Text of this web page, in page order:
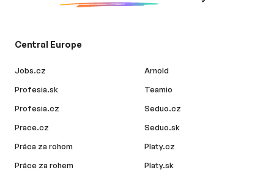
Central Europe
Jobs.cz
Profesia.sk
Profesia.cz
Prace.cz
Práca za rohom
Práce za rohem
Arnold
Teamio
Seduo.cz
Seduo.sk
Platy.cz
Platy.sk